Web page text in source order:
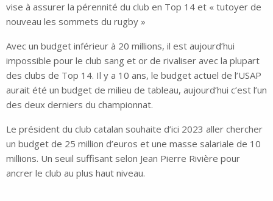
vise à assurer la pérennité du club en Top 14 et « tutoyer de
nouveau les sommets du rugby »
Avec un budget inférieur à 20 millions, il est aujourd’hui
impossible pour le club sang et or de rivaliser avec la plupart
des clubs de Top 14. Il y a 10 ans, le budget actuel de l’USAP
aurait été un budget de milieu de tableau, aujourd’hui c’est l’un
des deux derniers du championnat.
Le président du club catalan souhaite d’ici 2023 aller chercher
un budget de 25 million d’euros et une masse salariale de 10
millions. Un seuil suffisant selon Jean Pierre Rivière pour
ancrer le club au plus haut niveau.